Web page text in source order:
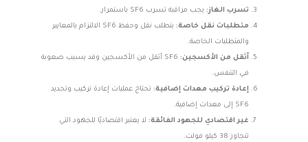
تسرب الغاز: يجب مراقبة تسرب SF6 باستمرار.
متطلبات نقل خاصة: يتطلب نقل وحفظ SF6 الالتزام بالمعايير
والمتطلبات الخاصة.
أثقل من الأكسجين: SF6 أثقل من الأكسجين وقد يسبب صعوبة
في التنفس.
إعادة تركيب معدات إضافية: تحتاج عمليات إعادة تركيب وتجديد
SF6 إلى معدات إضافية.
غير اقتصادي للجهود الفائقة: لا يعتبر اقتصاديًا للجهود التي
تتجاوز 38 كيلو فولت.